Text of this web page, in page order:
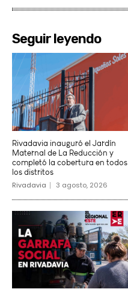
Seguir leyendo
Rivadavia inauguró el Jardín
Maternal de La Reducción y
completó la cobertura en todos
los distritos
Rivadavia 3 agosto, 2026